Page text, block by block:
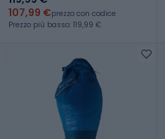
107,99 €prezzo con codice
Prezzo più basso: 119,99 €